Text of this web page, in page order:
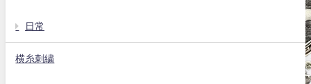
日常
横糸刺繍